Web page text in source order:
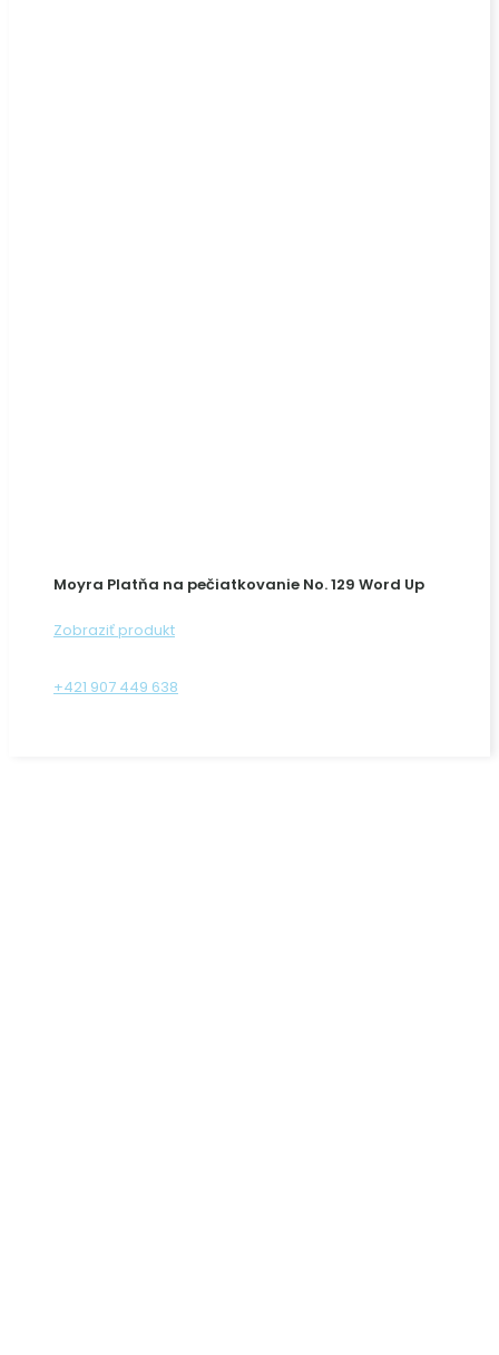
Moyra Platňa na pečiatkovanie No. 129 Word Up
Zobraziť produkt
+421 907 449 638